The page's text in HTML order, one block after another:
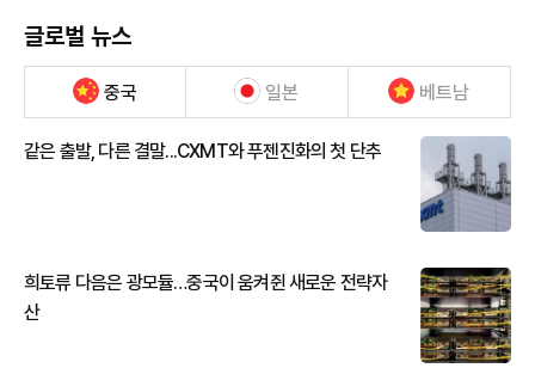
글로벌 뉴스
중국 일본 베트남
같은 출발, 다른 결말...CXMT와 푸젠진화의 첫 단추
희토류 다음은 광모듈…중국이 움켜쥔 새로운 전략자
산